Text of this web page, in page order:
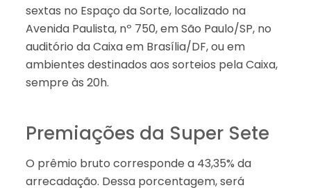
sextas no Espaço da Sorte, localizado na
Avenida Paulista, nº 750, em São Paulo/SP, no
auditório da Caixa em Brasília/DF, ou em
ambientes destinados aos sorteios pela Caixa,
sempre às 20h.
Premiações da Super Sete
O prêmio bruto corresponde a 43,35% da
arrecadação. Dessa porcentagem, será